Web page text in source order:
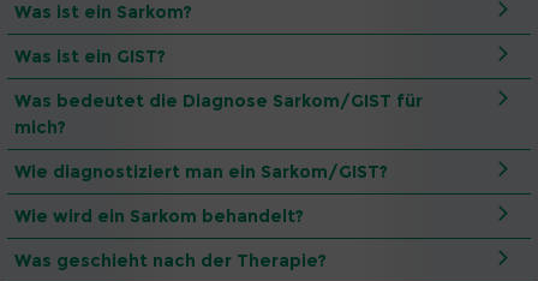
Was ist ein Sarkom?
Was ist ein GIST?
Was bedeutet die Diagnose Sarkom/GIST für
mich?
Wie diagnostiziert man ein Sarkom/GIST?
Wie wird ein Sarkom behandelt?
Was geschieht nach der Therapie?